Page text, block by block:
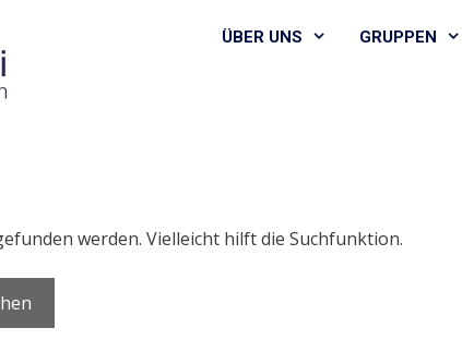
ÜBER UNS GRUPPEN
werden. Vielleicht hilft die Suchfunktion.